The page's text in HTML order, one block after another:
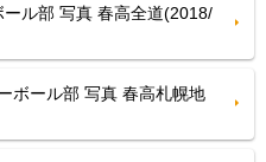
ル部 写真 春高全道(2018/
ボール部 写真 春高札幌地